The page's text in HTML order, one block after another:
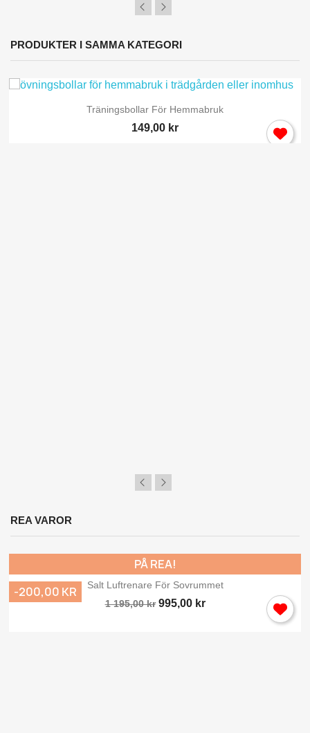
PRODUKTER I SAMMA KATEGORI
Träningsbollar För Hemmabruk
149,00 kr
REA VAROR
Salt Luftrenare För Sovrummet
1 195,00 kr 995,00 kr
PÅ REA!
-200,00 KR